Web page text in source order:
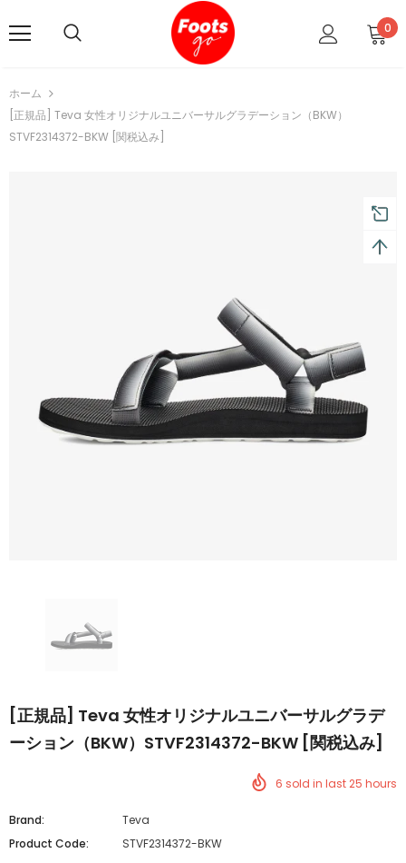
0
ホーム
[正規品] Teva 女性オリジナルユニバーサルグラデーション（BKW）
STVF2314372-BKW [関税込み]
[正規品] Teva 女性オリジナルユニバーサルグラデ
ーション（BKW）STVF2314372-BKW [関税込み]
6 sold in last25 hours
Brand:
Teva
Product Code:
STVF2314372-BKW